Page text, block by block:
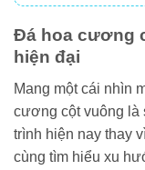
Đá hoa cương
hiện đại
Mang một cái nhìn
cương cột vuông là
trình hiện nay thay
cùng tìm hiểu xu